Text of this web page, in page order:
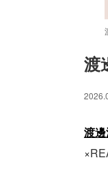
渡
渡